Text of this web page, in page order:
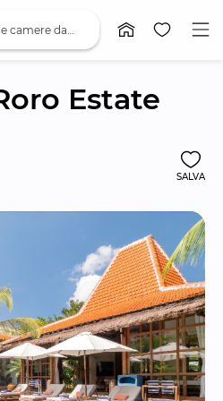
Estate
SALVA